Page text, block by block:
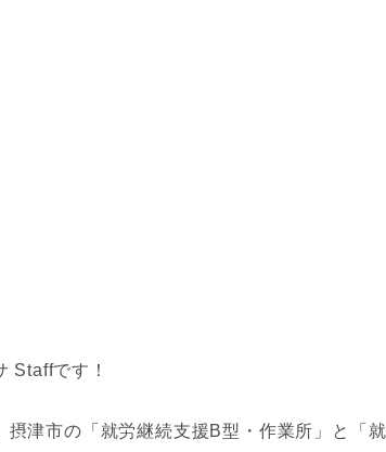
Staffです！
摂津市の「就労継続支援B型・作業所」と「